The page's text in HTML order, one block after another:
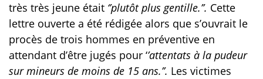
très très jeune était ‘’plutôt plus gentille.’’. Cette
lettre ouverte a été rédigée alors que s’ouvrait le
procès de trois hommes en préventive en
attendant d’être jugés pour ‘’attentats à la pudeur
sur mineurs de moins de 15 ans.’’. Les victimes